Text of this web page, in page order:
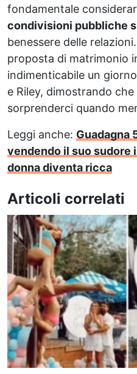
fondamentale
condivisioni pubbliche
benessere delle
proposta di matrimonio
indimenticabile un
e Riley, dimostrando che
sorprenderci quando
Leggi anche: Guadagna
vendendo il suo
donna diventa ricca
Articoli correlati